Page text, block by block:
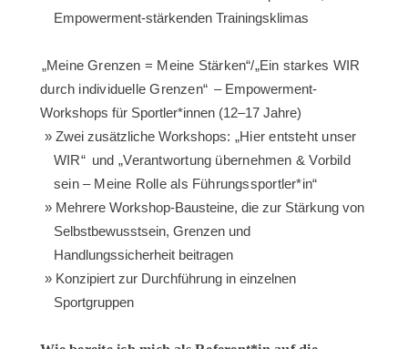
Empowerment-stärkenden Trainingsklimas
„Meine Grenzen = Meine Stärken“/„Ein starkes WIR
durch individuelle Grenzen“ – Empowerment-
Workshops für Sportler*innen (12–17 Jahre)
Zwei zusätzliche Workshops: „Hier entsteht unser
WIR“ und „Verantwortung übernehmen & Vorbild
sein – Meine Rolle als Führungssportler*in“
Mehrere Workshop-Bausteine, die zur Stärkung von
Selbstbewusstsein, Grenzen und
Handlungssicherheit beitragen
Konzipiert zur Durchführung in einzelnen
Sportgruppen